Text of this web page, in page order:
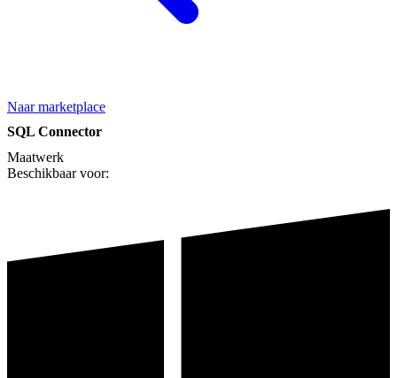
Naar marketplace
SQL Connector
Maatwerk
Beschikbaar voor: